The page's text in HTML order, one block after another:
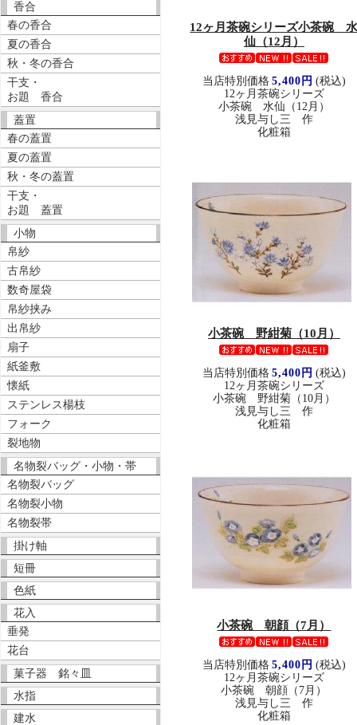
香合
春の香合
夏の香合
秋・冬の香合
干支・
お題 香合
蓋置
春の蓋置
夏の蓋置
秋・冬の蓋置
干支・
お題 蓋置
小物
帛紗
古帛紗
数奇屋袋
帛紗挟み
出帛紗
扇子
紙釜敷
懐紙
ステンレス楊枝
フォーク
裂地物
名物裂バッグ・小物・帯
名物裂バッグ
名物裂小物
名物裂帯
掛け軸
短冊
色紙
花入
垂発
花台
菓子器 銘々皿
水指
建水
12ヶ月茶碗シリーズ小茶碗
仙（12月）
当店特別価格 5,400円 (税込)
12ヶ月茶碗シリーズ
小茶碗 水仙（12月）
浅見与し三 作
化粧箱
小茶碗 野紺菊（10月）
当店特別価格 5,400円 (税込)
12ヶ月茶碗シリーズ
小茶碗 野紺菊（10月）
浅見与し三 作
化粧箱
小茶碗 朝顔（7月）
当店特別価格 5,400円 (税込)
12ヶ月茶碗シリーズ
小茶碗 朝顔（7月）
浅見与し三 作
化粧箱